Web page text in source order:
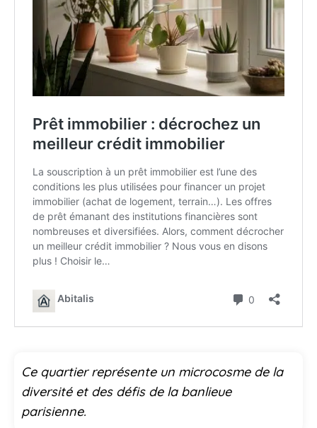
Ce quartier représente un microcosme de la
diversité et des défis de la banlieue
parisienne.